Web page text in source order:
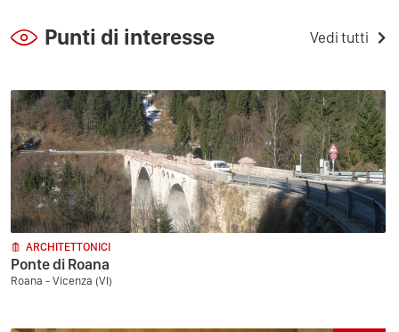
Punti di interesse Vedi tutti
ARCHITETTONICI
Ponte di Roana
Roana - Vicenza (VI)